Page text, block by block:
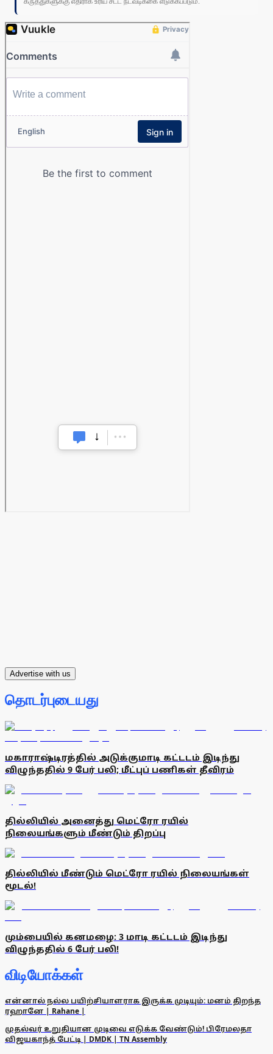
Advertise with us
தொடர்புடையது
மகாராஷ்டிரத்தில் அடுக்குமாடி கட்டடம் இடிந்து
விழுந்ததில் 9 பேர் பலி; மீட்புப் பணிகள் தீவிரம்
தில்லியில் அனைத்து மெட்ரோ ரயில்
நிலையங்களும் மீண்டும் திறப்பு
தில்லியில் மீண்டும் மெட்ரோ ரயில் நிலையங்கள்
மூடல்!
மும்பையில் கனமழை: 3 மாடி கட்டடம் இடிந்து
விழுந்ததில் 6 பேர் பலி!
விடியோக்கள்
என்னால் நல்ல பயிற்சியாளராக இருக்க முடியும்: மனம் திறந்த
ரஹானே | Rahane |
முதல்வர் உறுதியான முடிவை எடுக்க வேண்டும்! பிரேமலதா
விஜயகாந்த் பேட்டி | DMDK | TN Assembly